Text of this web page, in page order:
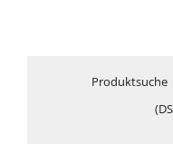
Produktsuche|